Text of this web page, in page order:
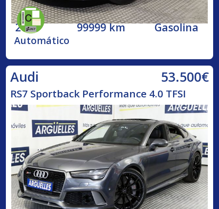
2009 99999 km Gasolina
Automático
Audi 53.500€
RS7 Sportback Performance 4.0 TFSI